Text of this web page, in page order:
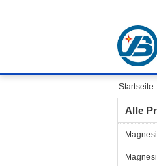
Startseite
Alle